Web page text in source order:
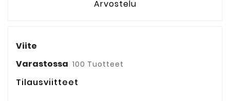
Arvostelu
Viite
Varastossa 100 Tuotteet
Tilausviitteet